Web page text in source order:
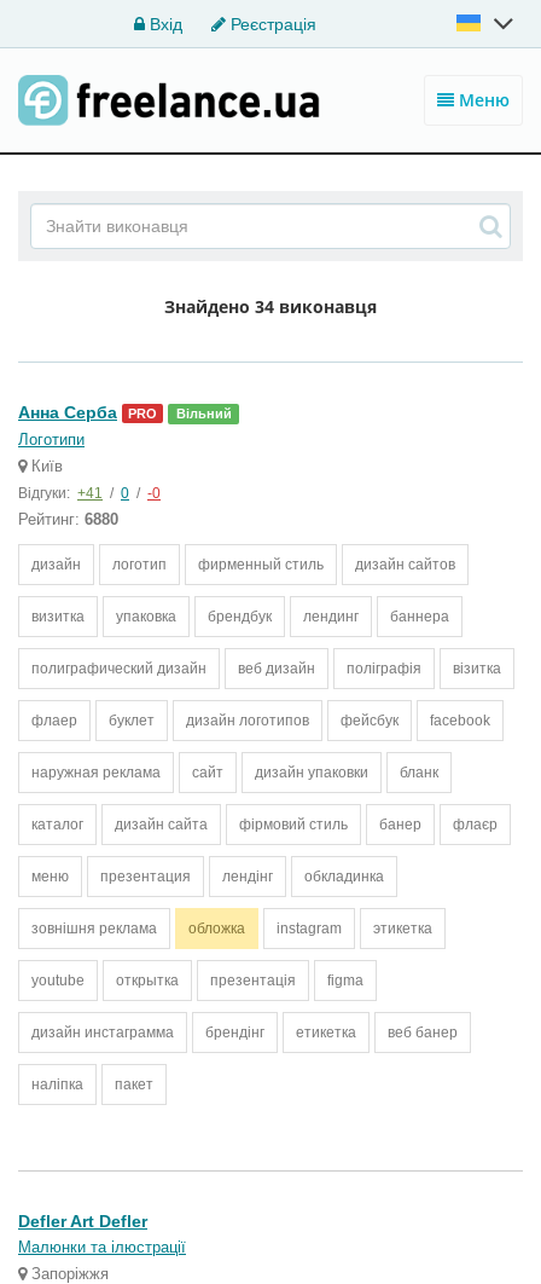
Вхід Реєстрація
Меню
Знайдено 34 виконавця
Анна Серба PRO Вільний
Логотипи
Київ
Відгуки: +41 / 0 / -0
Рейтинг: 6880
дизайн логотип фирменный стиль дизайн сайтов
визитка упаковка брендбук лендинг баннера
полиграфический дизайн веб дизайн поліграфія візитка
флаер буклет дизайн логотипов фейсбук facebook
наружная реклама сайт дизайн упаковки бланк
каталог дизайн сайта фірмовий стиль банер флаєр
меню презентация лендінг обкладинка
зовнішня реклама обложка instagram этикетка
youtube открытка презентація figma
дизайн инстаграмма брендінг етикетка веб банер
наліпка пакет
Defler Art Defler
Малюнки та ілюстрації
Запоріжжя